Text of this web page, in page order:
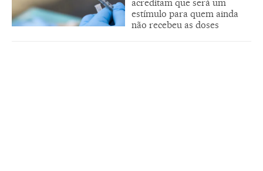
acreditam que será um
estímulo para quem ainda
não recebeu as doses